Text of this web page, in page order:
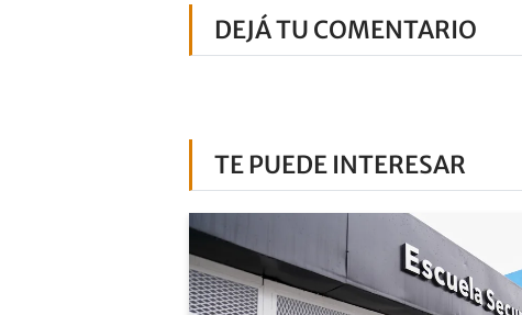
DEJÁ TU COMENTARIO
TE PUEDE INTERESAR